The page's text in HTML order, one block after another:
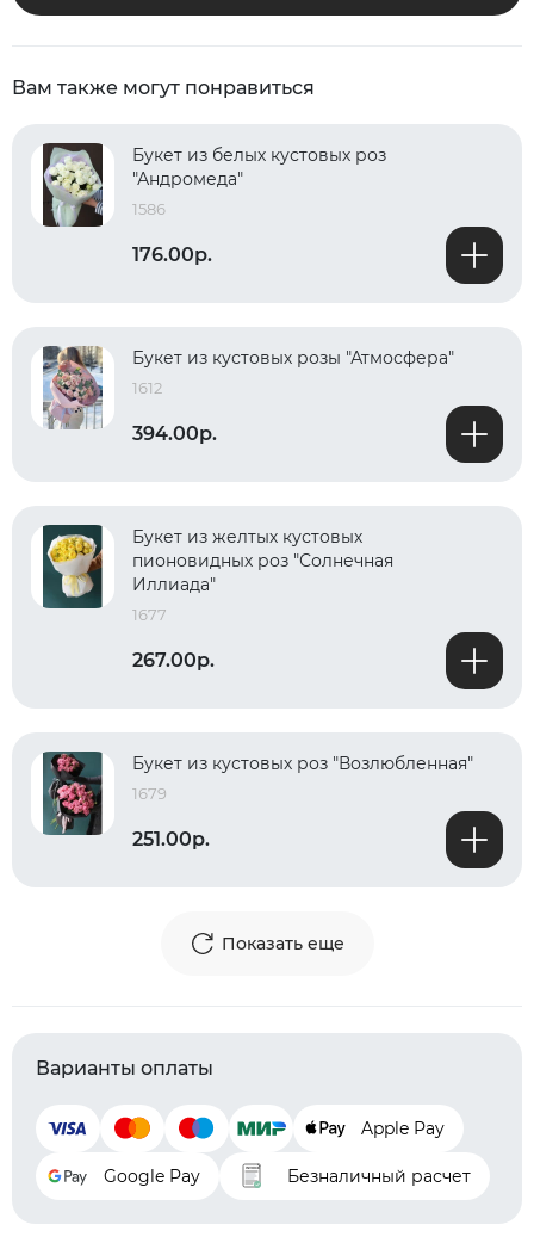
Вам также могут понравиться
Букет из белых кустовых роз
"Андромеда"
1586
176.00р.
Букет из кустовых розы "Атмосфера"
1612
394.00р.
Букет из желтых кустовых
пионовидных роз "Солнечная
Иллиада"
1677
267.00р.
Букет из кустовых роз "Возлюбленная"
1679
251.00р.
Показать еще
Варианты оплаты
Apple Pay
Google Pay Безналичный расчет